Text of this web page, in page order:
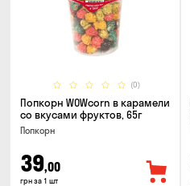
(0)
Попкорн WOWcorn в карамели
со вкусами фруктов, 65г
Попкорн
39,00
грн за 1 шт